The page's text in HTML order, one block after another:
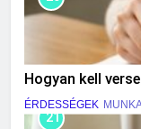
Hogyan kell
ÉRDESSÉGEK
21